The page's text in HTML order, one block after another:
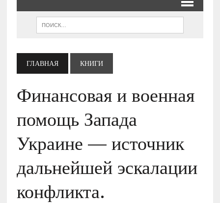
ГЛАВНАЯ КНИГИ
Финансовая и военная
помощь Запада
Украине — источник
дальнейшей эскалации
конфликта.